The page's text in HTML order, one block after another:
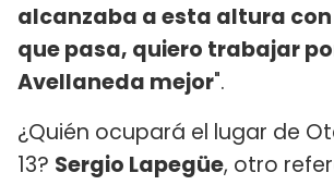
alcanzaba a esta altura
que pasa, quiero trabajar
Avellaneda mejor".
¿Quién ocupará el lugar de
13? Sergio Lapegüe, otro